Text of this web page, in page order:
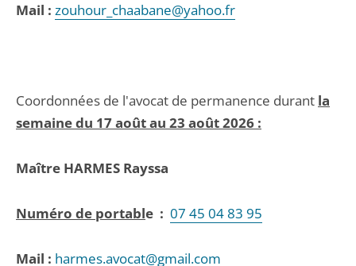
Mail : zouhour_chaabane@yahoo.fr
Coordonnées de l'avocat de permanence durant la
semaine du 17 août au 23 août 2026 :
Maître HARMES Rayssa
Numéro de portable : 07 45 04 83 95
Mail : harmes.avocat@gmail.com